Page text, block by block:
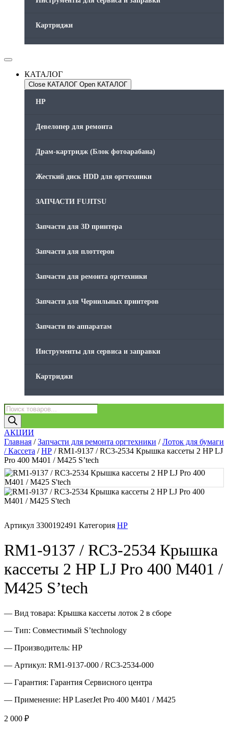
Картриджи
Оргтехника / Принтеры, Копиры и МФУ
Память для принтера
Печатающая головка для принтера
Ремонт принтера. Услуги Сервисного центра.
Скрепки для финишера
Средства для сервиса / Оборудование
Стяжки для кабеля
Товары без категории
Товары для заправки
Фольга , изолента, скотч и тд
КАТАЛОГ
Close КАТАЛОГ Open КАТАЛОГ
HP
Девелопер для ремонта
Драм-картридж (Блок фотоарабана)
Жесткий диск HDD для оргтехники
ЗАПЧАСТИ FUJITSU
Запчасти для 3D принтера
Запчасти для плоттеров
Запчасти для ремонта оргтехники
Запчасти для Чернильных принтеров
Запчасти по аппаратам
Инструменты для сервиса и заправки
Картриджи
Память для принтера
Печатающая головка для принтера
Ремонт принтера. Услуги Сервисного центра.
Скрепки для финишера
Средства для сервиса / Оборудование
Стяжки для кабеля
Товары для заправки
Фольга , изолента, скотч и тд
Поиск
товаров
АКЦИИ
Главная /Запчасти для ремонта оргтехники /Лоток для бумаги
/ Кассета /HP / RM1-9137 / RC3-2534 Крышка кассеты 2 HP LJ
Pro 400 M401 / M425 S’tech
Артикул 3300192491 Категория HP
RM1-9137 / RC3-2534 Крышка
кассеты 2 HP LJ Pro 400 M401 /
M425 S’tech
— Вид товара: Крышка кассеты лоток 2 в сборе
— Тип: Совместимый S’technology
— Производитель: HP
— Артикул: RM1-9137-000 / RC3-2534-000
— Гарантия: Гарантия Сервисного центра
— Применение: HP LaserJet Pro 400 M401 / M425
2 000 ₽